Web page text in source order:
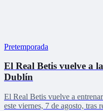
Pretemporada
El Real Betis vuelve a
Dublín
El Real Betis vuelve a
este viernes, 7 de agosto, tras